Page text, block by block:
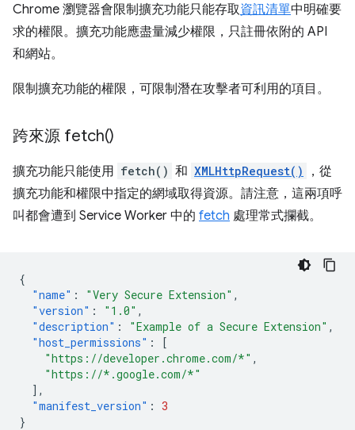
Chrome 瀏覽器會限制擴充功能只能存取資訊清單中明確要
求的權限。擴充功能應盡量減少權限，只註冊依附的 API
和網站。
限制擴充功能的權限，可限制潛在攻擊者可利用的項目。
跨來源 fetch()
擴充功能只能使用 fetch() 和 XMLHttpRequest()
，從
擴充功能和權限中指定的網域取得資源。請注意，這兩項呼
叫都會遭到 Service Worker 中的 fetch 處理常式攔截。
{
"name" : "Very Secure Extension" ,
"version" : "1.0" ,
"description" : "Example of a Secure Extension" ,
"host_permissions" :
[
"https://developer.chrome.com/*" ,
"https://*.google.com/*"
],
"manifest_version" : 3
}